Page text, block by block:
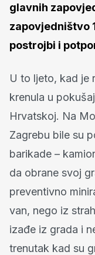
glavnih
zapovjedništvo
postrojbi i
U to ljeto, kad je
krenula u
Hrvatskoj. Na
Zagrebu bile su
barikade –
da obrane svoj
preventivno
van, nego iz
izađe iz grada i
trenutak kad su